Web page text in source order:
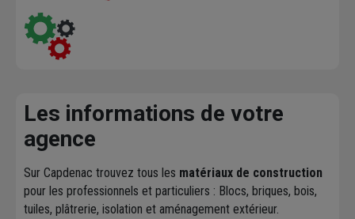
Les informations de votre
agence
Sur Capdenac trouvez tous les matériaux de construction
pour les professionnels et particuliers : Blocs, briques, bois,
tuiles, plâtrerie, isolation et aménagement extérieur.